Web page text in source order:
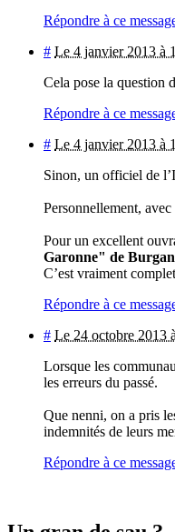
Répondre à ce
# Le 4 janvier 2013 à
Cela pose la question
Répondre à ce
# Le 4 janvier 2013 à
Sinon, un officiel de
Personnellement,
Pour un excellent
Garonne" de
C’est vraiment
Répondre à ce
# Le 24 octobre 2013
Lorsque les
les erreurs du passé.
Que nenni, on a pris
indemnités de leurs
Répondre à ce